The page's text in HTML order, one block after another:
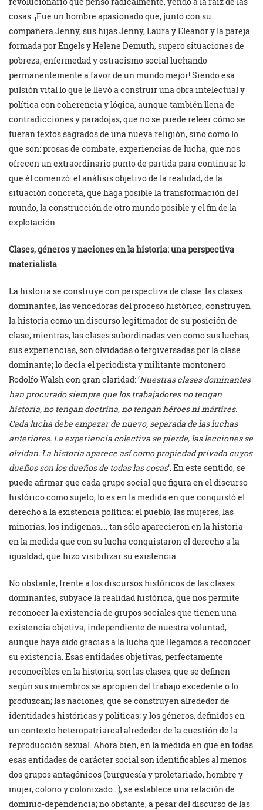
cosas. ¡Fue un hombre apasionado que, junto con su
compañera Jenny, sus hijas Jenny, Laura y Eleanor y la pareja
formada por Engels y Helene Demuth, supero situaciones de
pobreza, enfermedad y ostracismo social luchando
permanentemente a favor de un mundo mejor! Siendo esa
pulsión vital lo que le llevó a construir una obra intelectual y
política con coherencia y lógica, aunque también llena de
contradicciones y paradojas, que no se puede releer cómo se
fueran textos sagrados de una nueva religión, sino como lo
que son: prosas de combate, experiencias de lucha, que nos
ofrecen un extraordinario punto de partida para continuar lo
que él comenzó: el análisis objetivo de la realidad, de la
situación concreta, que haga posible la transformación del
mundo, la construcción de otro mundo posible y el fin de la
explotación.
Clases, géneros y naciones en la historia: una perspectiva
materialista
La historia se construye con perspectiva de clase: las clases
dominantes, las vencedoras del proceso histórico, construyen
la historia como un discurso legitimador de su posición de
clase; mientras, las clases subordinadas ven como sus luchas,
sus experiencias, son olvidadas o tergiversadas por la clase
dominante; lo decía el periodista y militante montonero
Rodolfo Walsh con gran claridad: ‘Nuestras clases dominantes
han procurado siempre que los trabajadores no tengan
historia, no tengan doctrina, no tengan héroes ni mártires.
Cada lucha debe empezar de nuevo, separada de las luchas
anteriores. La experiencia colectiva se pierde, las lecciones se
olvidan. La historia aparece así como propiedad privada cuyos
dueños son los dueños de todas las cosas‘. En este sentido, se
puede afirmar que cada grupo social que figura en el discurso
histórico como sujeto, lo es en la medida en que conquistó el
derecho a la existencia política: el pueblo, las mujeres, las
minorías, los indígenas…, tan sólo aparecieron en la historia
en la medida que con su lucha conquistaron el derecho a la
igualdad, que hizo visibilizar su existencia.
No obstante, frente a los discursos históricos de las clases
dominantes, subyace la realidad histórica, que nos permite
reconocer la existencia de grupos sociales que tienen una
existencia objetiva, independiente de nuestra voluntad,
aunque haya sido gracias a la lucha que llegamos a reconocer
su existencia. Esas entidades objetivas, perfectamente
reconocibles en la historia, son las clases, que se definen
según sus miembros se apropien del trabajo excedente o lo
produzcan; las naciones, que se construyen alrededor de
identidades históricas y políticas; y los géneros, definidos en
un contexto heteropatriarcal alrededor de la cuestión de la
reproducción sexual. Ahora bien, en la medida en que en todas
esas entidades de carácter social son identificables al menos
dos grupos antagónicos (burguesía y proletariado, hombre y
mujer, colono y colonizado…), se establece una relación de
dominio-dependencia; no obstante, a pesar del discurso de las